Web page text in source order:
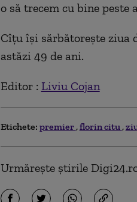
o să trecem cu bine peste
Cîțu își sărbătorește ziua
astăzi 49 de ani.
Editor : Liviu Cojan
Etichete: premier florin citu
Urmărește știrile